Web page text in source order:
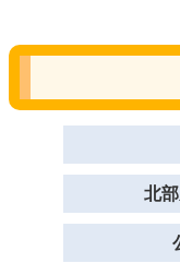
北